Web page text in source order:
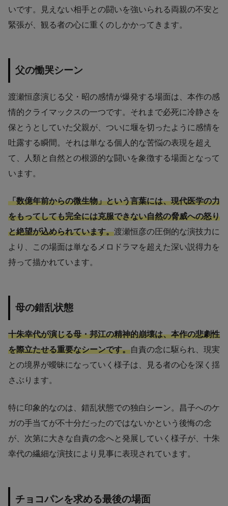
いです。見えない相手との闘いを強いられる両親の不安と
緊張が、観る者の心に重くのしかかってきます。
父の慟哭シーン
渡瀬恒彦演じる父・昭の感情が爆発する場面は、本作の感
情的クライマックスの一つです。それまで必死に冷静さを
保とうとしていた父親が、ついに堰を切ったように感情を
吐露する瞬間。それは単なる個人的な苦悩の表現を超え
て、人類と自然との根源的な闘いを象徴する場面となって
います。
「数億年前からの微生物」という言葉には、現代医学の力
をもってしても完全には克服できない自然の脅威への怒り
と絶望が込められています。渡瀬恒彦の圧倒的な演技力に
より、この場面は単なるメロドラマを超えた深い説得力を
持って描かれています。
母の錯乱状態
十朱幸代が演じる母・邦江の精神的崩壊は、本作の悲劇性
を際立たせる重要なシーンです。自責の念に駆られ、現実
との境界が曖昧になっていく様子は、見る者の心を深く揺
さぶります。
特に印象的なのは、錯乱状態での独白シーン。昌子へのケ
ガの手当てが不十分だったのではないかという後悔の念
が、次第に大きな自責の念へと発展していく様子が、十朱
幸代の繊細な演技により見事に表現されています。
チョコパンを求める最後の場面